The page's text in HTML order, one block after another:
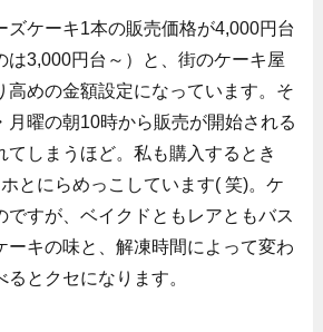
ケーキ1本の販売価格が4,000円台
は3,000円台～）と、街のケーキ屋
高めの金額設定になっています。そ
月曜の朝10時から販売が開始される
てしまうほど。私も購入するとき
とにらめっこしています( 笑)。ケ
ですが、ベイクドともレアともバス
ーキの味と、解凍時間によって変わ
とクセになります。